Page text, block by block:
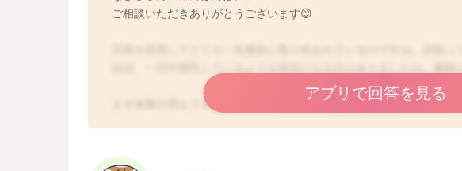
ご相談いただきありがとうございます😊
まず体重の増えですが、
の点は安心していただいて大丈夫そうですよ！
アプリで回答を見る